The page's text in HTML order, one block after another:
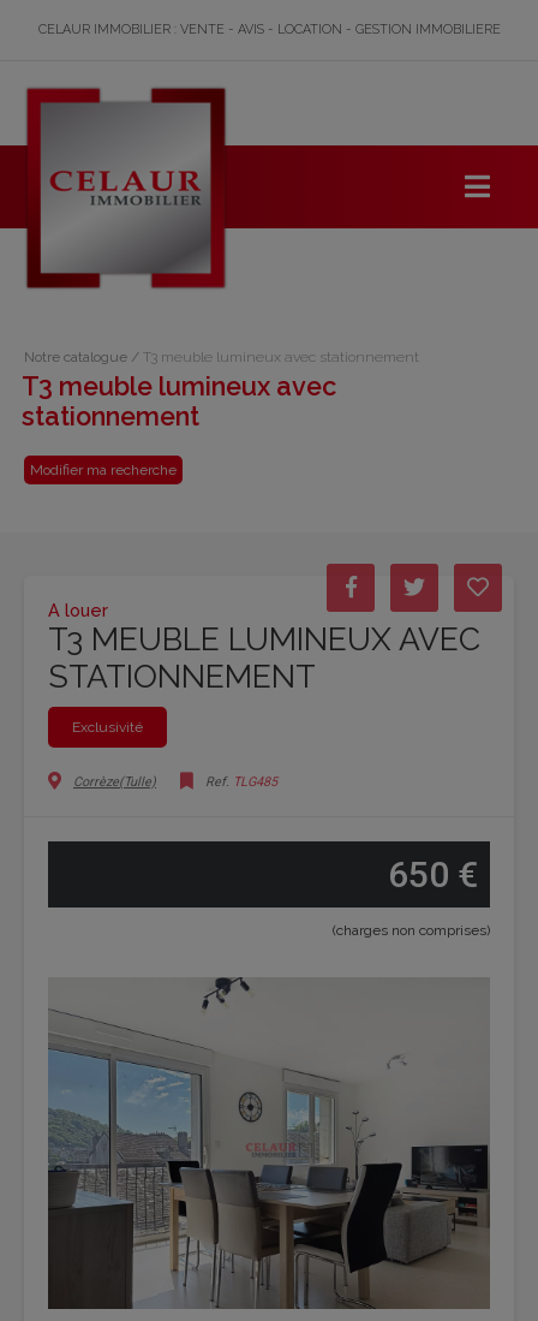
CELAUR IMMOBILIER : VENTE - AVIS - LOCATION - GESTION IMMOBILIERE
Notre catalogue / T3 meuble lumineux avec stationnement
T3 meuble lumineux avec
stationnement
Modifier ma recherche
A louer
T3 MEUBLE LUMINEUX AVEC
STATIONNEMENT
Exclusivité
Corrèze(Tulle) Ref. TLG485
650 €
(charges non comprises)